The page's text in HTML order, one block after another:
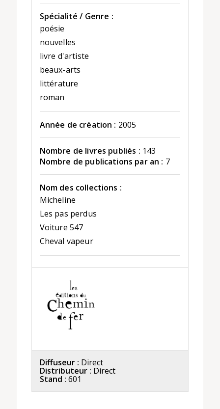
Spécialité / Genre :
poésie
nouvelles
livre d'artiste
beaux-arts
littérature
roman
Année de création : 2005
Nombre de livres publiés : 143
Nombre de publications par an : 7
Nom des collections :
Micheline
Les pas perdus
Voiture 547
Cheval vapeur
Diffuseur : Direct
Distributeur : Direct
Stand : 601